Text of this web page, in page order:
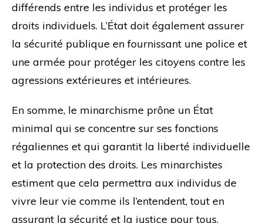
différends entre les individus et protéger les
droits individuels. L’État doit également assurer
la sécurité publique en fournissant une police et
une armée pour protéger les citoyens contre les
agressions extérieures et intérieures.
En somme, le minarchisme prône un État
minimal qui se concentre sur ses fonctions
régaliennes et qui garantit la liberté individuelle
et la protection des droits. Les minarchistes
estiment que cela permettra aux individus de
vivre leur vie comme ils l’entendent, tout en
assurant la sécurité et la justice pour tous.